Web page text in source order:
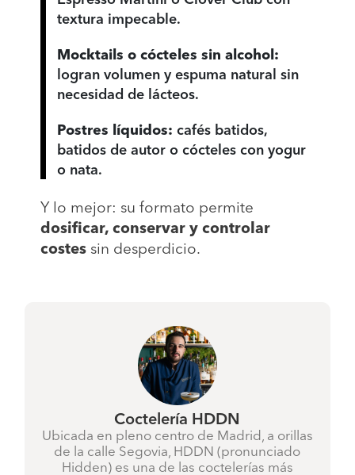
textura impecable.
Mocktails o cócteles sin alcohol:
logran volumen y espuma natural sin
necesidad de lácteos.
Postres líquidos: cafés batidos,
batidos de autor o cócteles con yogur
o nata.
Y lo mejor: su formato permite
dosificar, conservar y controlar
costessin desperdicio.
Coctelería HDDN
Ubicada en pleno centro de Madrid, a orillas
de la calle Segovia, HDDN (pronunciado
Hidden) es una de las coctelerías más